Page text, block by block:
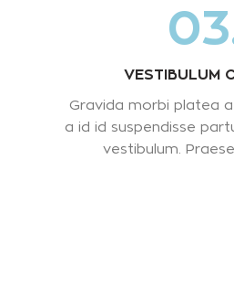
VESTIBULUM
Gravida morbi platea
a id id suspendisse
vestibulum.